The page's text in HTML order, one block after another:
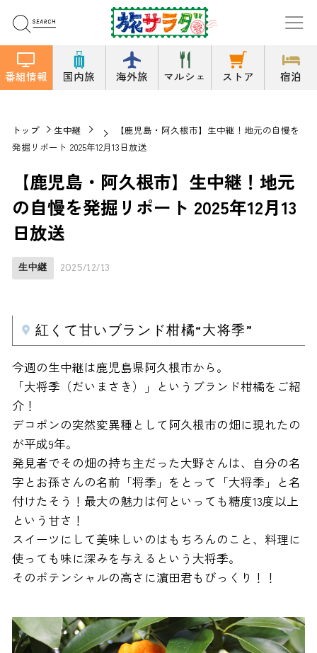
番組情報 国内旅 海外旅 マルシェ ストア 宿泊
トップ 生中継
【鹿児島・阿久根市】生中継！地元の自慢を
発掘リポート 2025年12月13日放送
【鹿児島・阿久根市】生中継！地元
の自慢を発掘リポート 2025年12月13
日放送
生中継 2025/12/13
紅くて甘いブランド柑橘“大将季”
今週の生中継は鹿児島県阿久根市から。
「大将季（だいまさき）」というブランド柑橘をご紹
介！
デコポンの突然変異種として阿久根市の畑に現れたの
が平成9年。
発見者でその畑の持ち主だった大野さんは、自分の名
字とお孫さんの名前「将季」をとって「大将季」と名
付けたそう！最大の魅力は何といっても糖度13度以上
という甘さ！
スイーツにして美味しいのはもちろんのこと、料理に
使っても味に深みを与えるという大将季。
そのポテンシャルの高さに濵田君もびっくり！！